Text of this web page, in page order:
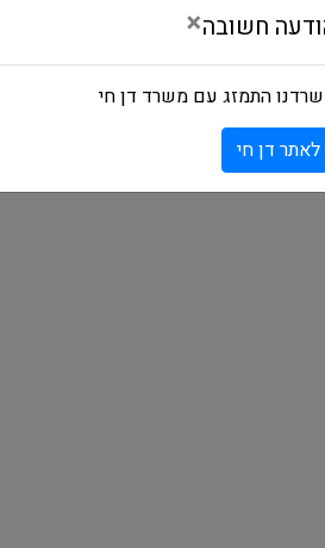
חשובה×
התמזג עם משרד דן חי
לאתר דן חי